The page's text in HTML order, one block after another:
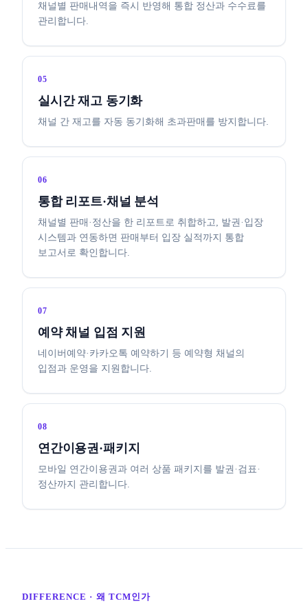
채널별 판매내역을 즉시 반영해 통합 정산과 수수료를
관리합니다.
05
실시간 재고 동기화
채널 간 재고를 자동 동기화해 초과판매를 방지합니다.
06
통합 리포트·채널 분석
채널별 판매·정산을 한 리포트로 취합하고, 발권·입장
시스템과 연동하면 판매부터 입장 실적까지 통합
보고서로 확인합니다.
07
예약 채널 입점 지원
네이버예약·카카오톡 예약하기 등 예약형 채널의
입점과 운영을 지원합니다.
08
연간이용권·패키지
모바일 연간이용권과 여러 상품 패키지를 발권·검표·
정산까지 관리합니다.
DIFFERENCE · 왜 TCM인가